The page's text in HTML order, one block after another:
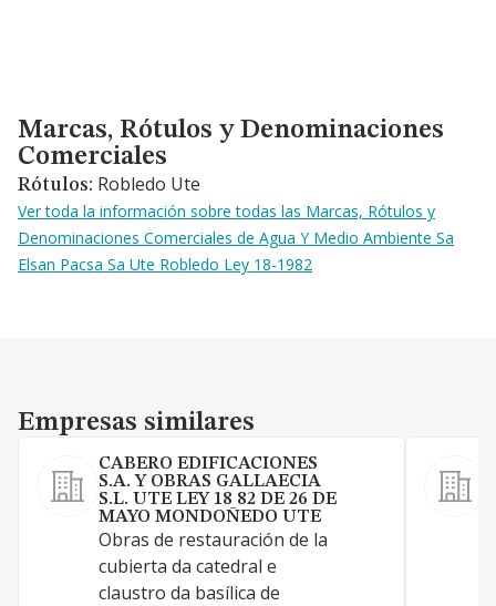
Marcas, Rótulos y Denominaciones Comerciales
Marcas, Rótulos y Denominaciones
Comerciales
Rótulos: Robledo Ute
Ver toda la información sobre todas las Marcas, Rótulos y
Denominaciones Comerciales de Agua Y Medio Ambiente Sa
Elsan Pacsa Sa Ute Robledo Ley 18-1982
Empresas similares
Empresas similares
CABERO EDIFICACIONES
S.A. Y OBRAS GALLAECIA
S.L. UTE LEY 18 82 DE 26 DE
MAYO MONDOÑEDO UTE
Obras de restauración de la
cubierta da catedral e
claustro da basílica de